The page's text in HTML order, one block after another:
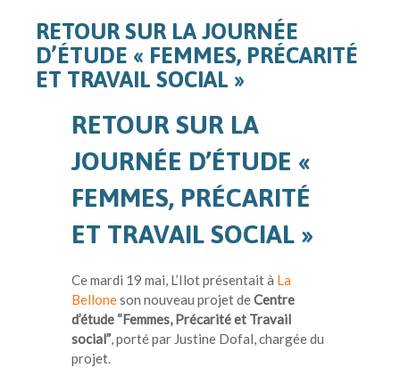
RETOUR SUR LA JOURNÉE
D’ÉTUDE « FEMMES, PRÉCARITÉ
ET TRAVAIL SOCIAL »
RETOUR SUR LA
JOURNÉE D’ÉTUDE «
FEMMES, PRÉCARITÉ
ET TRAVAIL SOCIAL »
Ce mardi 19 mai, L’Ilot présentait à La
Belloneson nouveau projet deCentre
d’étude “Femmes, Précarité et Travail
social”, porté par Justine Dofal, chargée du
projet.